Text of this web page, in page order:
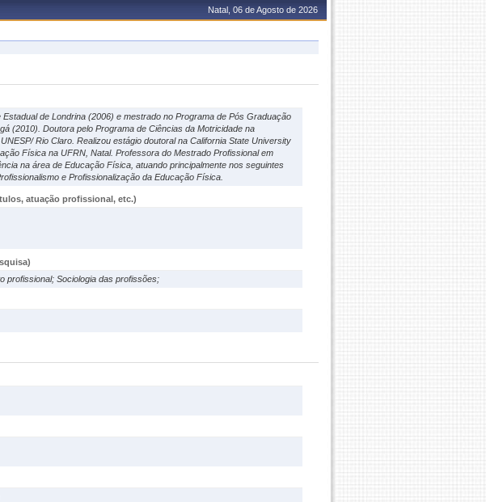
Natal, 06 de Agosto de 2026
de Londrina (2006) e mestrado no Programa de Pós Graduação
(2010). Doutora pelo Programa de Ciências da Motricidade na
Rio Claro. Realizou estágio doutoral na California State University
Física na UFRN, Natal. Professora do Mestrado Profissional em
na área de Educação Física, atuando principalmente nos seguintes
e Profissionalização da Educação Física.
atuação profissional, etc.)
profissional; Sociologia das profissões;